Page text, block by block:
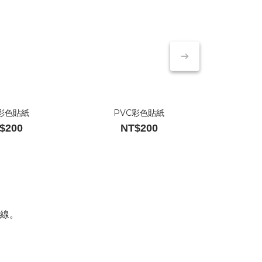
色貼紙 PVC彩色貼紙
NT$200
。